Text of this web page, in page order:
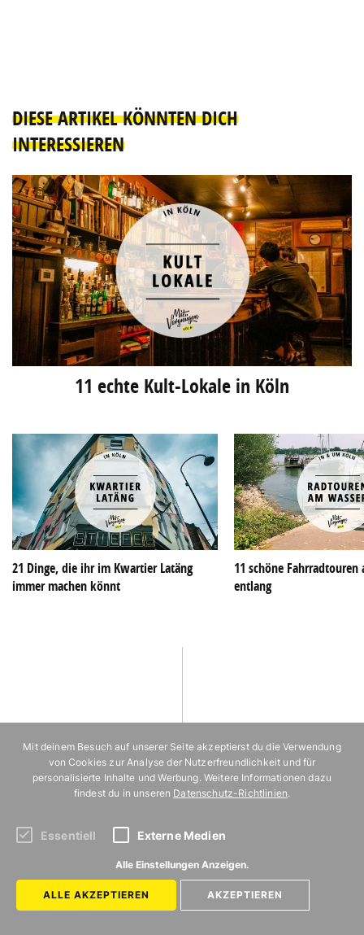
DIESE ARTIKEL KÖNNTEN DICH
INTERESSIEREN
11 echte Kult-Lokale in Köln
21 Dinge, die ihr im Kwartier Latäng
immer machen könnt
11 schöne Fahrradtouren
entlang
ZURÜCK ZUR STARTSEITE
VERGNÜGEN
KÖLN
FOOD
BERLIN
Mit deinem Besuch auf unserer Seite akzeptierst du die Verwendung
von Cookies zur Analyse der Nutzerfreundlichkeit und für
personalisierte Inhalte und Werbung. Weitere Informationen dazu
findest du in unseren Datenschutz-Richtlinien.
Essentiell Externe Medien
Alle Einstellungen Anzeigen.
ALLE AKZEPTIEREN AKZEPTIEREN